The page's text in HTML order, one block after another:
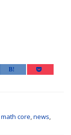
math core,news,